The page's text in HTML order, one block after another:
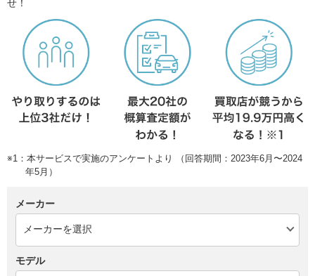
せ！
※1：本サービスで実施のアンケートより （回答期間：2023年6月〜2024
年5月）
メーカー
モデル